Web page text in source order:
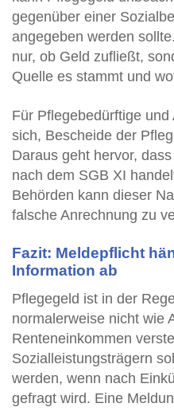
gegenüber einer
angegeben werden
nur, ob Geld zufließt,
Quelle es stammt und
Für Pflegebedürftige
sich, Bescheide der
Daraus geht hervor,
nach dem SGB XI
Behörden kann dieser
falsche Anrechnung zu
Fazit: Meldepflicht
Information ab
Pflegegeld ist in der
normalerweise nicht wie
Renteneinkommen
Sozialleistungsträgern
werden, wenn nach
gefragt wird. Eine